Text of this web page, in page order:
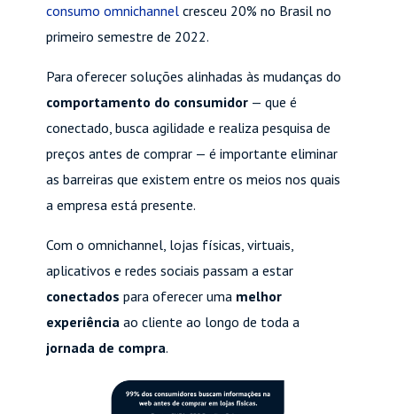
consumo omnichannel cresceu 20% no Brasil no
primeiro semestre de 2022.
Para oferecer soluções alinhadas às mudanças do
comportamento do consumidor — que é
conectado, busca agilidade e realiza pesquisa de
preços antes de comprar — é importante eliminar
as barreiras que existem entre os meios nos quais
a empresa está presente.
Com o omnichannel, lojas físicas, virtuais,
aplicativos e redes sociais passam a estar
conectados para oferecer uma melhor
experiência ao cliente ao longo de toda a
jornada de compra.